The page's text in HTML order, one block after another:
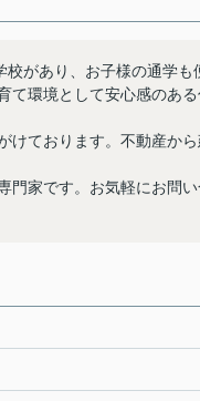
校があり、お子様の通学も
て環境として安心感のあ
けております。不動産か
門家です。お気軽にお問